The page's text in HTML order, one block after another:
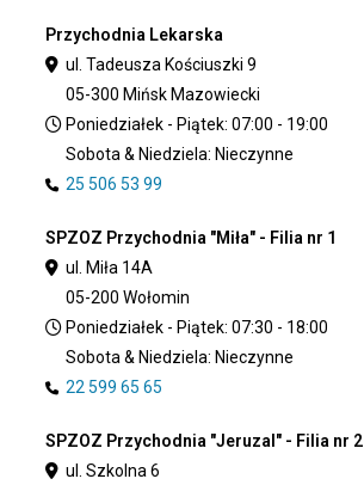
Przychodnia Lekarska
ul. Tadeusza Kościuszki 9
05-300 Mińsk Mazowiecki
Poniedziałek - Piątek: 07:00 - 19:00
Sobota & Niedziela: Nieczynne
25 506 53 99
SPZOZ Przychodnia "Miła" - Filia nr 1
ul. Miła 14A
05-200 Wołomin
Poniedziałek - Piątek: 07:30 - 18:00
Sobota & Niedziela: Nieczynne
22 599 65 65
SPZOZ Przychodnia "Jeruzal" - Filia nr 2
ul. Szkolna 6